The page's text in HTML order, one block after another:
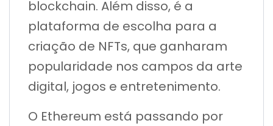
blockchain. Além disso, é a
plataforma de escolha para a
criação de NFTs, que ganharam
popularidade nos campos da arte
digital, jogos e entretenimento.
O Ethereum está passando por